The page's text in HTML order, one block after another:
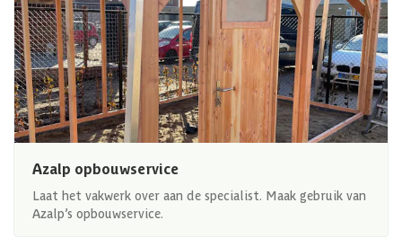
Azalp opbouwservice
Laat het vakwerk over aan de specialist. Maak gebruik van
Azalp’s opbouwservice.